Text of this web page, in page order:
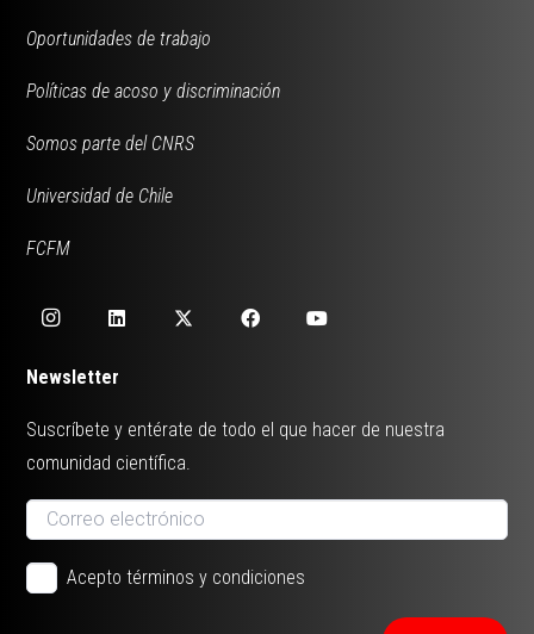
Oportunidades de trabajo
Políticas de acoso y discriminación
Somos parte del CNRS
Universidad de Chile
FCFM
Newsletter
Suscríbete y entérate de todo el que hacer de nuestra
comunidad científica.
Acepto términos y condiciones